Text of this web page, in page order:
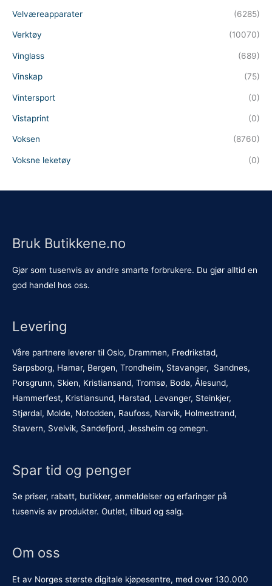
Velværeapparater (6285)
Verktøy (10070)
Vinglass (689)
Vinskap (75)
Vintersport (0)
Vistaprint (0)
Voksen (8760)
Voksne leketøy (0)
Bruk Butikkene.no
Gjør som tusenvis av andre smarte forbrukere. Du gjør alltid en
god handel hos oss.
Levering
Våre partnere leverer til Oslo, Drammen, Fredrikstad,
Sarpsborg, Hamar, Bergen, Trondheim, Stavanger, Sandnes,
Porsgrunn, Skien, Kristiansand, Tromsø, Bodø, Ålesund,
Hammerfest, Kristiansund, Harstad, Levanger, Steinkjer,
Stjørdal, Molde, Notodden, Raufoss, Narvik, Holmestrand,
Stavern, Svelvik, Sandefjord, Jessheim og omegn.
Spar tid og penger
Se priser, rabatt, butikker, anmeldelser og erfaringer på
tusenvis av produkter. Outlet, tilbud og salg.
Om oss
Et av Norges største digitale kjøpesentre, med over 130.000